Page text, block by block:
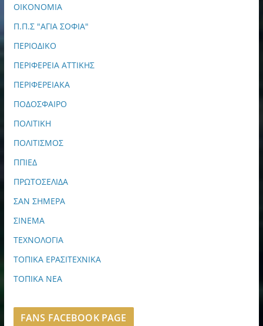
ΟΙΚΟΝΟΜΙΑ
Π.Π.Σ "ΑΓΙΑ ΣΟΦΙΑ"
ΠΕΡΙΟΔΙΚΟ
ΠΕΡΙΦΕΡΕΙΑ ΑΤΤΙΚΗΣ
ΠΕΡΙΦΕΡΕΙΑΚΑ
ΠΟΔΟΣΦΑΙΡΟ
ΠΟΛΙΤΙΚΗ
ΠΟΛΙΤΙΣΜΟΣ
ΠΠΙΕΔ
ΠΡΩΤΟΣΕΛΙΔΑ
ΣΑΝ ΣΗΜΕΡΑ
ΣΙΝΕΜΑ
ΤΕΧΝΟΛΟΓΙΑ
ΤΟΠΙΚΑ ΕΡΑΣΙΤΕΧΝΙΚΑ
ΤΟΠΙΚΑ ΝΕΑ
FANS FACEBOOK PAGE